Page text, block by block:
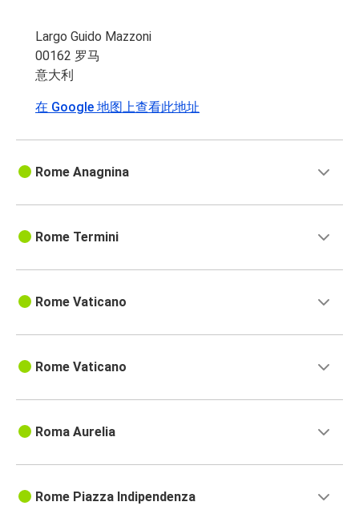
Largo Guido Mazzoni
00162 罗马
意大利
在 Google 地图上查看此地址
Rome Anagnina
Rome Termini
Rome Vaticano
Rome Vaticano
Roma Aurelia
Rome Piazza Indipendenza